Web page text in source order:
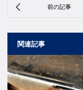
関連記事